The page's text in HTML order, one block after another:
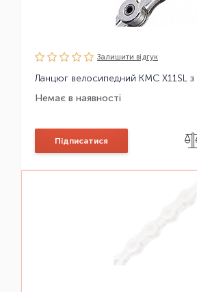
Залишити вiдгук
Немає в наявності
Підписатися